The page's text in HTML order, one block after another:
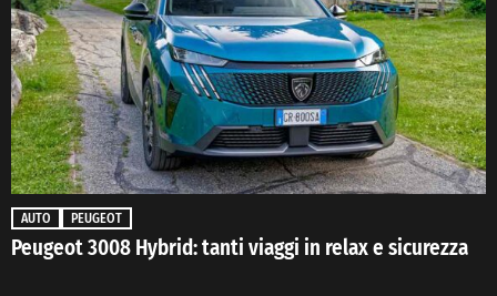
AUTO PEUGEOT
Peugeot 3008 Hybrid: tanti viaggi in relax e sicurezza